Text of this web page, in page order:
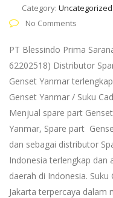
Category: Uncategorized
No Comments
PT Blessindo Prima
62202518) Distributor
Genset Yanmar
Genset Yanmar / Suku
Menjual spare part
Yanmar, Spare part
dan sebagai distributor
Indonesia terlengkap dan
daerah di Indonesia.
Jakarta terpercaya dalam